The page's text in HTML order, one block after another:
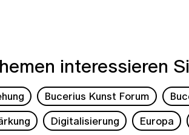
interessieren
Bucerius Kunst Forum
Digitalisierung Europa